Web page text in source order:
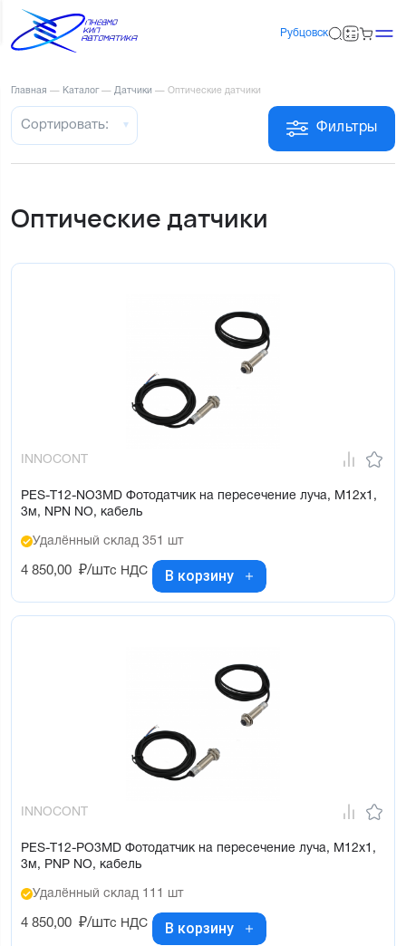
Рубцовск
Главная — Каталог — Датчики — Оптические датчики
Фильтры
Сортировать:
Оптические датчики
INNOCONT
PES-T12-NO3MD Фотодатчик на пересечение луча, М12х1,
3м, NPN NO, кабель
Удалённый склад 351 шт
4 850,00 ₽/штс НДС В корзину
INNOCONT
PES-T12-PO3MD Фотодатчик на пересечение луча, М12х1,
3м, PNP NO, кабель
Удалённый склад 111 шт
4 850,00 ₽/штс НДС В корзину